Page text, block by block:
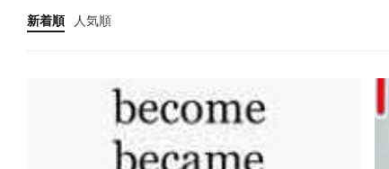
新着順 人気順